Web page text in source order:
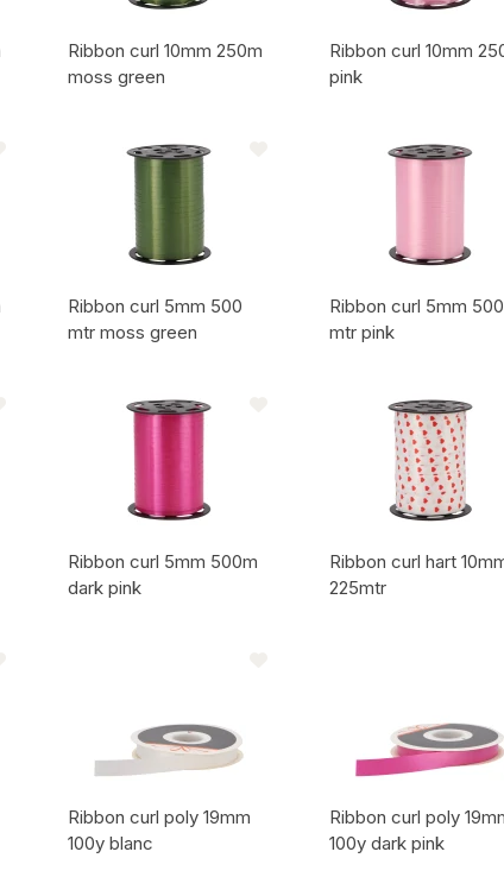
Ribbon curl 10mm 250m
moss green
Ribbon curl 10mm
pink
Ribbon curl 5mm 500
mtr moss green
Ribbon curl 5mm 500
mtr pink
Ribbon curl 5mm 500m
dark pink
Ribbon curl hart
225mtr
Ribbon curl poly 19mm
100y blanc
Ribbon curl poly
100y dark pink